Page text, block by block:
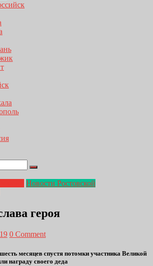
Новости Ростовской
героя
0 Comment
месяцев спустя потомки участника Великой
награду своего деда